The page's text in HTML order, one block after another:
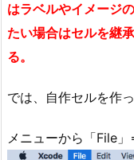
はラベルやイメージ
たい場合はセルを継
る。
では、自作セルを作っ
メニューから「File